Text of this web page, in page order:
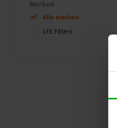
Merken
Alle merken
LEE Filters